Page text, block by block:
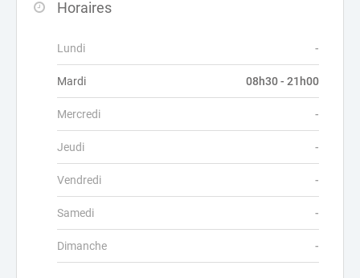
Horaires
Lundi -
Mardi 08h30 - 21h00
Mercredi -
Jeudi -
Vendredi -
Samedi -
Dimanche -